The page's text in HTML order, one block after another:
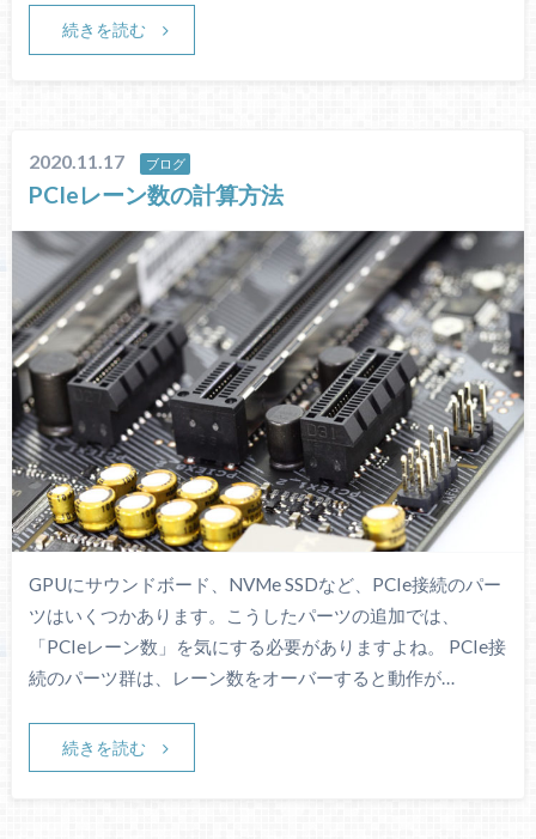
続きを読む
2020.11.17 ブログ
PCIeレーン数の計算方法
GPUにサウンドボード、NVMe SSDなど、PCIe接続のパー
ツはいくつかあります。こうしたパーツの追加では、
「PCIeレーン数」を気にする必要がありますよね。 PCIe接
続のパーツ群は、レーン数をオーバーすると動作が…
続きを読む